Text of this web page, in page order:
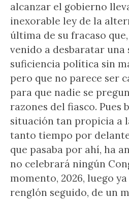
alcanzar el gobierno
inexorable ley de la
última de su fracaso
venido a desbaratar una
suficiencia política sin
pero que no parece ser
para que nadie se
razones del fiasco. Pues
situación tan propicia a
tanto tiempo por
que pasaba por ahí, ha
no celebrará ningún
momento, 2026, luego
renglón seguido, de un